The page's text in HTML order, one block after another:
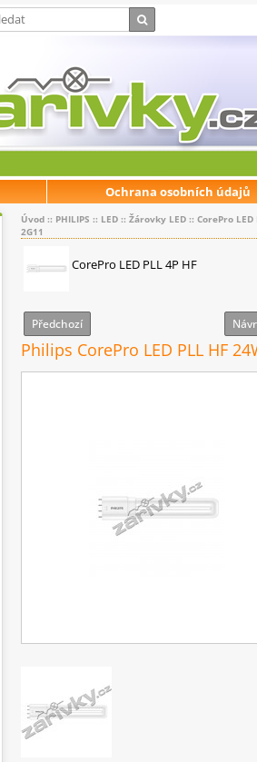
Ochrana osobních údajů
Úvod :: PHILIPS :: LED :: Žárovky LED :: CorePro LED
2G11
CorePro LED PLL 4P HF
Předchozí
Philips CorePro LED PLL HF